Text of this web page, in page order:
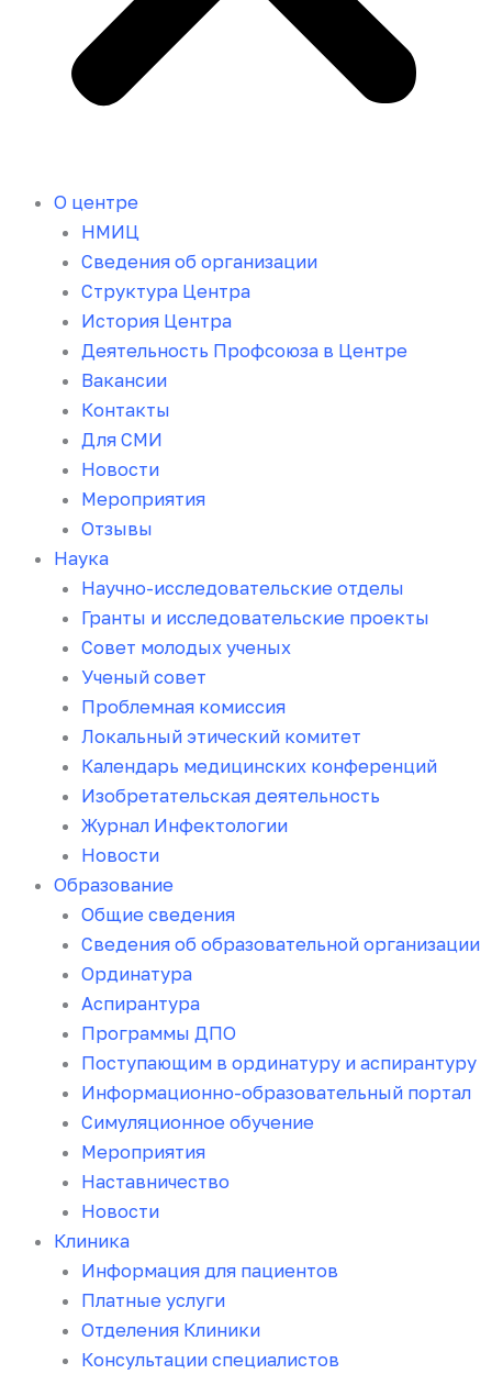
О центре
НМИЦ
Сведения об организации
Структура Центра
История Центра
Деятельность Профсоюза в Центре
Вакансии
Контакты
Для СМИ
Новости
Мероприятия
Отзывы
Наука
Научно-исследовательские отделы
Гранты и исследовательские проекты
Совет молодых ученых
Ученый совет
Проблемная комиссия
Локальный этический комитет
Календарь медицинских конференций
Изобретательская деятельность
Журнал Инфектологии
Новости
Образование
Общие сведения
Сведения об образовательной организации
Ординатура
Аспирантура
Программы ДПО
Поступающим в ординатуру и аспирантуру
Информационно-образовательный портал
Симуляционное обучение
Мероприятия
Наставничество
Новости
Клиника
Информация для пациентов
Платные услуги
Отделения Клиники
Консультации специалистов